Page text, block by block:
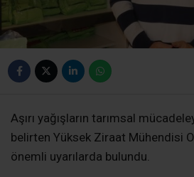
Aşırı yağışların tarımsal
belirten Yüksek Ziraat Mühendisi
önemli uyarılarda bulundu.